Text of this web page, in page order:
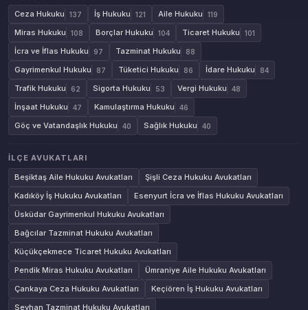
Ceza Hukuku
137 İş Hukuku 121 Aile Hukuku 119
Miras Hukuku 108 Borçlar Hukuku 104 Ticaret Hukuku 101
İcra ve İflas Hukuku 97 Tazminat Hukuku 88
Gayrimenkul Hukuku 87 Tüketici Hukuku 86 İdare Hukuku 84
Trafik Hukuku 62 Sigorta Hukuku 53 Vergi Hukuku 48
İnşaat Hukuku 47 Kamulaştırma Hukuku 46
Göç ve Vatandaşlık Hukuku 40 Sağlık Hukuku 40
İLÇE AVUKATLARI
Beşiktaş Aile Hukuku Avukatları
Şişli Ceza Hukuku Avukatları
Kadıköy İş Hukuku Avukatları
Esenyurt İcra ve İflas Hukuku Avukatları
Üsküdar Gayrimenkul Hukuku Avukatları
Bağcılar Tazminat Hukuku Avukatları
Küçükçekmece Ticaret Hukuku Avukatları
Pendik Miras Hukuku Avukatları
Ümraniye Aile Hukuku Avukatları
Çankaya Ceza Hukuku Avukatları
Keçiören İş Hukuku Avukatları
Seyhan Tazminat Hukuku Avukatları